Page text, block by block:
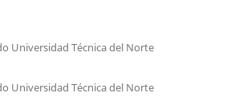
Universidad Técnica del Norte
Universidad Técnica del Norte